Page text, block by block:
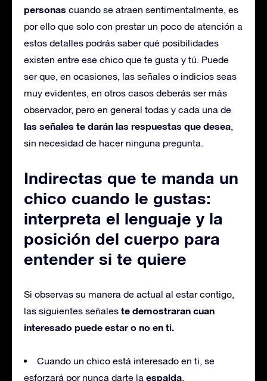
personas cuando se atraen sentimentalmente, es
por ello que solo con prestar un poco de atención a
estos detalles podrás saber qué posibilidades
existen entre ese chico que te gusta y tú. Puede
ser que, en ocasiones, las señales o indicios seas
muy evidentes, en otros casos deberás ser más
observador, pero en general todas y cada una de
las señales te darán las respuestas que desea,
sin necesidad de hacer ninguna pregunta.
Indirectas que te manda un
chico cuando le gustas:
interpreta el lenguaje y la
posición del cuerpo para
entender si te quiere
Si observas su manera de actual al estar contigo,
las siguientes señales te demostraran cuan
interesado puede estar o no en ti.
Cuando un chico está interesado en ti, se
esforzará por nunca darte la espalda.